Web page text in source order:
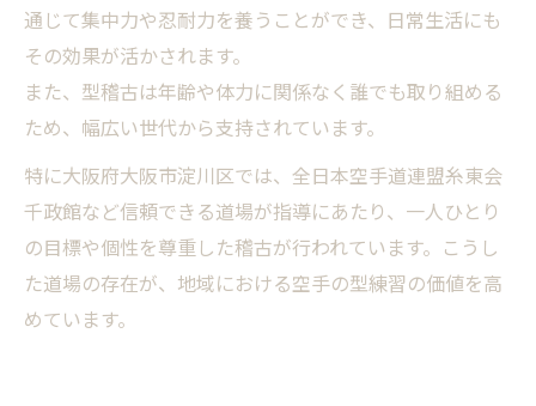
通じて集中力や忍耐力を養うことができ、日常生活にも
その効果が活かされます。
また、型稽古は年齢や体力に関係なく誰でも取り組める
ため、幅広い世代から支持されています。
特に大阪府大阪市淀川区では、全日本空手道連盟糸東会
千政館など信頼できる道場が指導にあたり、一人ひとり
の目標や個性を尊重した稽古が行われています。こうし
た道場の存在が、地域における空手の型練習の価値を高
めています。